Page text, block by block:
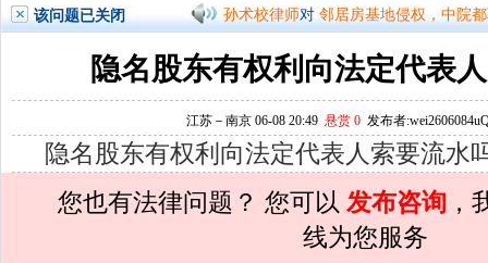
该问题已关闭
孙术校律师对在保定上班两年了，一
孙术校律师 对你好，我2016年离的婚
孙术校律师对 我是男方，离婚了，孩
孙术校律师 对 夫妻共同财产假如妻子
对民事诉讼法院指定的举
隐名股东有权利向法定代表
江苏－南京 06-08 20:49 悬赏 0发布者
隐名股东有权利向法定代表人索要流水
您也有法律问题？ 您可以 发布咨询 ，
线为您服务